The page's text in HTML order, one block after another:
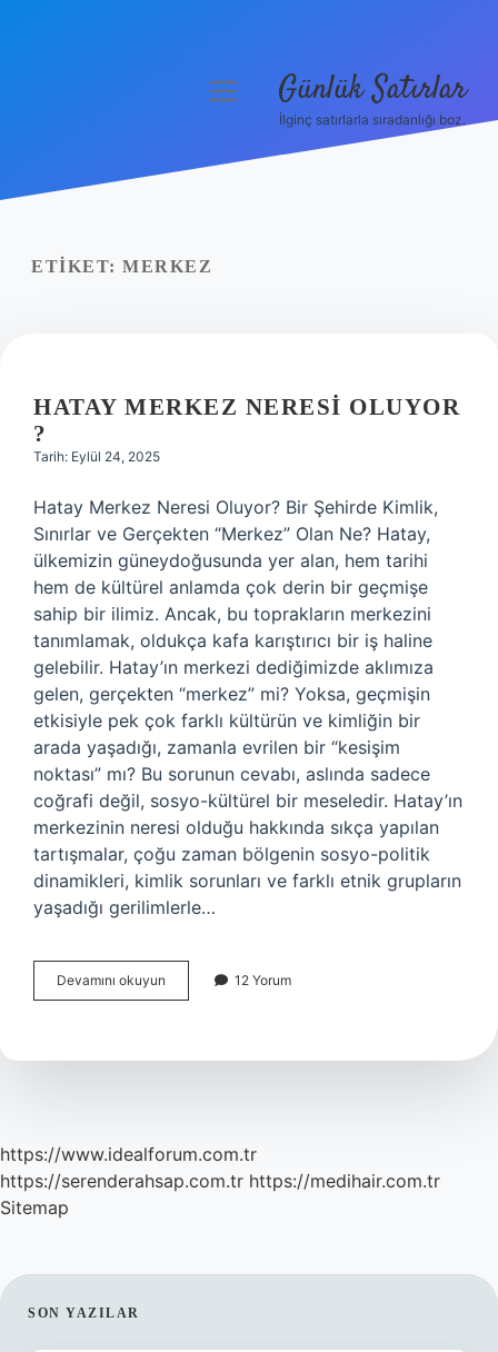
Yasal Uyarı
menüyü Günlük Satırlar
İlginç satırlarla sıradanlığı boz.
ETIKET: MERKEZ
HATAY MERKEZ NERESI OLUYOR
?
Tarih: Eylül 24, 2025
Hatay Merkez Neresi Oluyor? Bir Şehirde Kimlik,
Sınırlar ve Gerçekten “Merkez” Olan Ne? Hatay,
ülkemizin güneydoğusunda yer alan, hem tarihi
hem de kültürel anlamda çok derin bir geçmişe
sahip bir ilimiz. Ancak, bu toprakların merkezini
tanımlamak, oldukça kafa karıştırıcı bir iş haline
gelebilir. Hatay’ın merkezi dediğimizde aklımıza
gelen, gerçekten “merkez” mi? Yoksa, geçmişin
etkisiyle pek çok farklı kültürün ve kimliğin bir
arada yaşadığı, zamanla evrilen bir “kesişim
noktası” mı? Bu sorunun cevabı, aslında sadece
coğrafi değil, sosyo-kültürel bir meseledir. Hatay’ın
merkezinin neresi olduğu hakkında sıkça yapılan
tartışmalar, çoğu zaman bölgenin sosyo-politik
dinamikleri, kimlik sorunları ve farklı etnik grupların
yaşadığı gerilimlerle…
Devamını okuyun
merkez
?
12 Yorum
https://www.idealforum.com.tr
https://serenderahsap.com.tr https://medihair.com.tr
Sitemap
SIDEBAR
SON YAZILAR